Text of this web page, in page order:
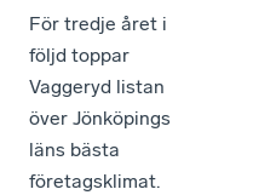
För tredje året i
följd toppar
Vaggeryd listan
över Jönköpings
läns bästa
företagsklimat.